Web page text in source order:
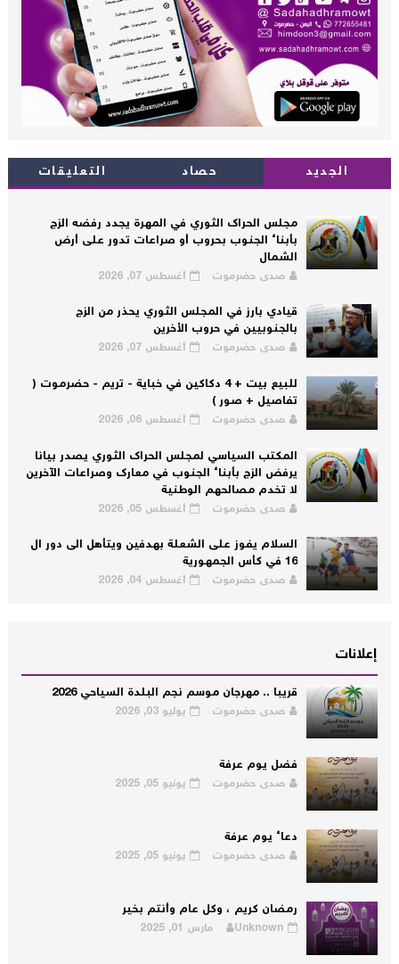
الجديد حصاد التعليقات
مجلس الحراك الثوري في المهرة يجدد رفضه الزج
بأبناء الجنوب بحروب أو صراعات تدور على أرض
الشمال
صدى حضرموت أغسطس 07, 2026
قيادي بارز في المجلس الثوري يحذر من الزج
بالجنوبيين في حروب الأخرين
صدى حضرموت أغسطس 07, 2026
للبيع بيت + 4 دكاكين في خباية - تريم - حضرموت (
تفاصيل + صور )
صدى حضرموت أغسطس 06, 2026
المكتب السياسي لمجلس الحراك الثوري يصدر بيانا
يرفض الزج بأبناء الجنوب في معارك وصراعات الآخرين
لا تخدم مصالحهم الوطنية
صدى حضرموت أغسطس 05, 2026
السلام يفوز على الشعلة بهدفين ويتأهل الى دور ال
16 في كأس الجمهورية
صدى حضرموت أغسطس 04, 2026
إعلانات
قريبا .. مهرجان موسم نجم البلدة السياحي 2026
صدى حضرموت يوليو 03, 2026
فضل يوم عرفة
صدى حضرموت يونيو 05, 2025
دعاء يوم عرفة
صدى حضرموت يونيو 05, 2025
رمضان كريم ، وكل عام وأنتم بخير
Unknown مارس 01, 2025